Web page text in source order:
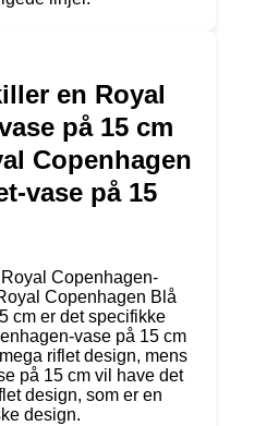
en Royal
på 15 cm
Copenhagen
vase på 15
Copenhagen-
Copenhagen Blå
cm er det specifikke
vase på 15 cm
riflet design, mens
på 15 cm vil have det
design, som er en
design.